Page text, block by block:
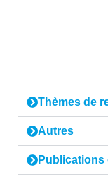
Thèmes de
Autres
Publications